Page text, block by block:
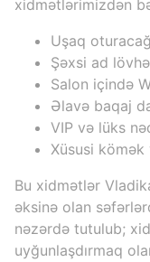
xidmətlərimizdən
Uşaq
Şəxsi ad
Salon içində
Əlavə baqaj
VIP və lüks
Xüsusi
Bu xidmətlər
əksinə olan
nəzərdə tutulub;
uyğunlaşdırmaq